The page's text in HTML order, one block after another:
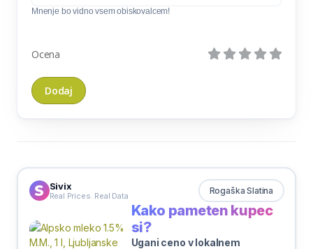
Mnenje bo vidno vsem obiskovalcem!
Ocena
Sivix
Real Prices. Real Data Rogaška Slatina
Kako pameten kupec
si?
Ugani ceno v lokalnem